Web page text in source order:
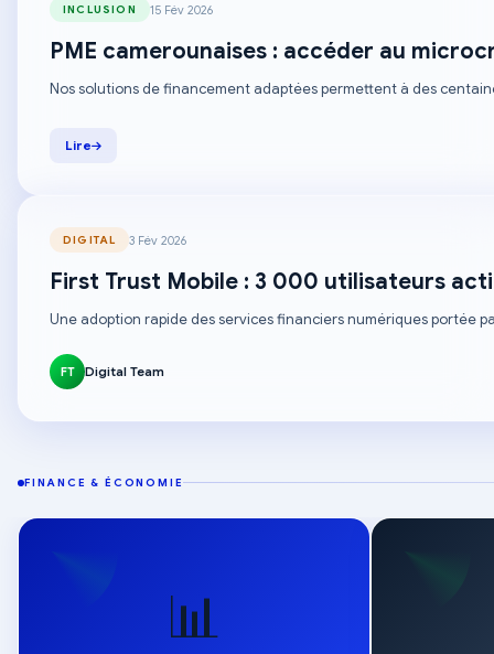
INCLUSION 15 Fév 2026
PME camerounaises : accéder au
Nos solutions de financement adaptées permettent à des
Lire
DIGITAL 3 Fév 2026
First Trust Mobile : 3 000 utilisateurs
Une adoption rapide des services financiers numériques portée
FT Digital Team
FINANCE & ÉCONOMIE
📊